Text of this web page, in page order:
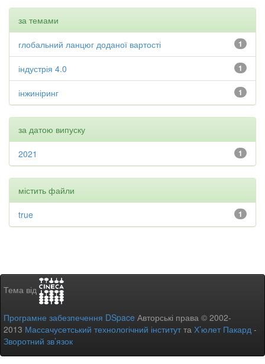
за темами
1
глобальний ланцюг доданої вартості
1
індустрія 4.0
1
інжиніринг
за датою випуску
1
2021
містить файли
1
true
Тема від
Програмне забезпечення DSpace Авторські права © 2002-
2013 Массачусетський технологічний інститутта Х’юлет Пакард -
Зворотний зв’язок